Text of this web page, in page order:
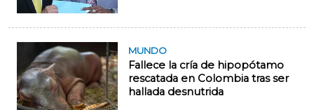
MUNDO
Fallece la cría de hipopótamo
rescatada en Colombia tras ser
hallada desnutrida